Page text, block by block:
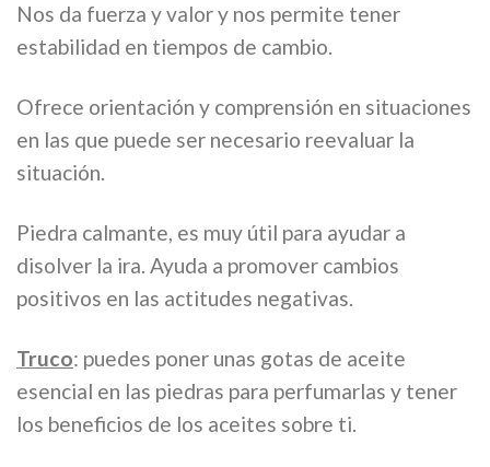
Nos da fuerza y valor y nos permite tener
estabilidad en tiempos de cambio.
Ofrece orientación y comprensión en situaciones
en las que puede ser necesario reevaluar la
situación.
Piedra calmante, es muy útil para ayudar a
disolver la ira. Ayuda a promover cambios
positivos en las actitudes negativas.
Truco: puedes poner unas gotas de aceite
esencial en las piedras para perfumarlas y tener
los beneficios de los aceites sobre ti.